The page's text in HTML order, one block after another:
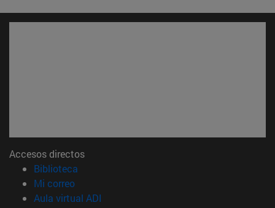
Accesos directos
Biblioteca
Mi correo(abre en nueva ventana)
Aula virtual ADI